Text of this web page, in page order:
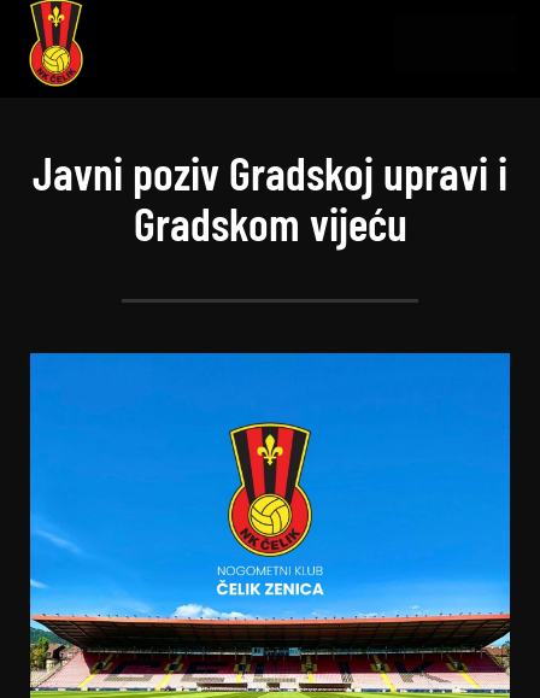
Javni poziv Gradskoj upravi i
Gradskom vijeću